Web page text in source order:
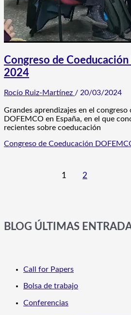
Congreso de
2024
Rocío Ruiz-Martínez / 20/03/2024
Grandes aprendizajes en el congreso
DOFEMCO en España, en el que
recientes sobre coeducación
Congreso de Coeducación
1 2
BLOG ÚLTIMAS
Call for Papers
Bolsa de trabajo
Conferencias